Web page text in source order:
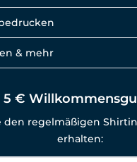
& mehr
5 €
den regelmäßigen
erhalten: